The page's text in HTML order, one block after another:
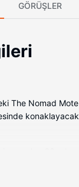
GÖRÜŞLER
The Nomad
iyi vakit